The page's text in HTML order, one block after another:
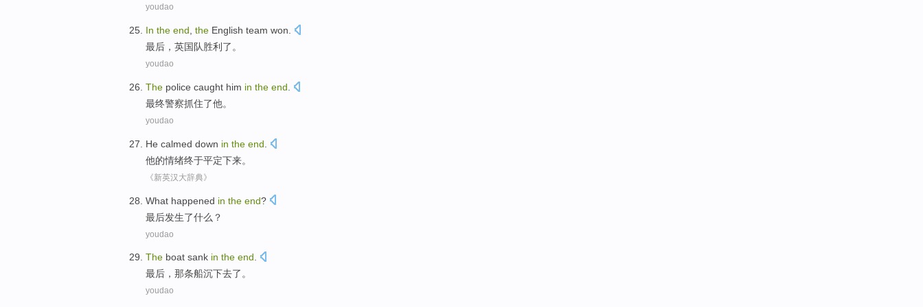
youdao
In the end the English team won
最后 ， 英国队 胜利了 。
youdao
The police caught him in the end
最终警察抓住了他。
youdao
He calmed down in the end
他的情绪终于平定下来。
《新英汉大辞典》
What happened in the end?
最后发生了什么 ？
youdao
The boat sank in the end.
最后 ， 那条船沉下去了。
youdao